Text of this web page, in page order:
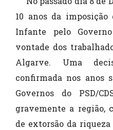
10 anos da
Infante pelo
vontade dos
Algarve. Uma
confirmada nos anos
Governos do PSD/
gravemente a região,
de extorsão da